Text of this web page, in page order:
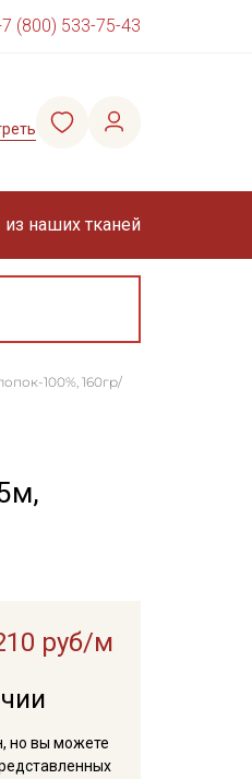
(800) 533-75-43
наших тканей
100%, 160гр/
руб/м
но вы можете